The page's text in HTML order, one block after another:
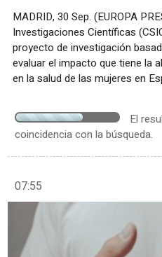
MADRID, 30 Sep. (EUROPA
Investigaciones Científicas
proyecto de investigación
evaluar el impacto que tiene la
en la salud de las mujeres en
El
coincidencia con la búsqueda.
07:55